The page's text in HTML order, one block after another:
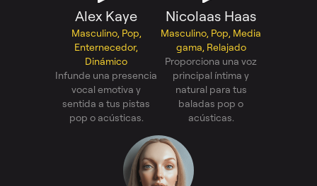
Alex Kaye
Masculino, Pop,
Enternecedor,
Dinámico
Infunde una presencia
vocal emotiva y
sentida a tus pistas
pop o acústicas.
Nicolaas Haas
Masculino, Pop, Media
gama, Relajado
Proporciona una voz
principal íntima y
natural para tus
baladas pop o
acústicas.